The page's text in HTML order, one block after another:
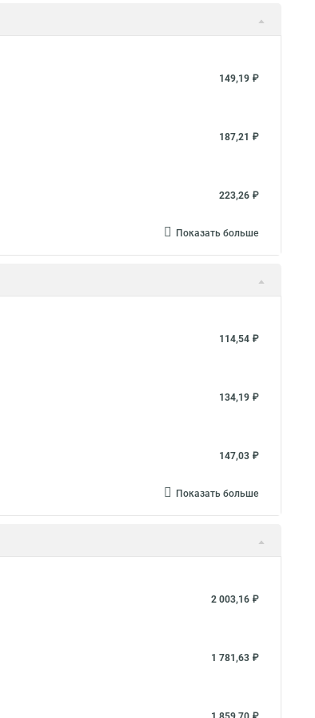
149,19 ₽
187,21 ₽
223,26 ₽
Показать больше
114,54 ₽
134,19 ₽
147,03 ₽
Показать больше
2 003,16 ₽
1 781,63 ₽